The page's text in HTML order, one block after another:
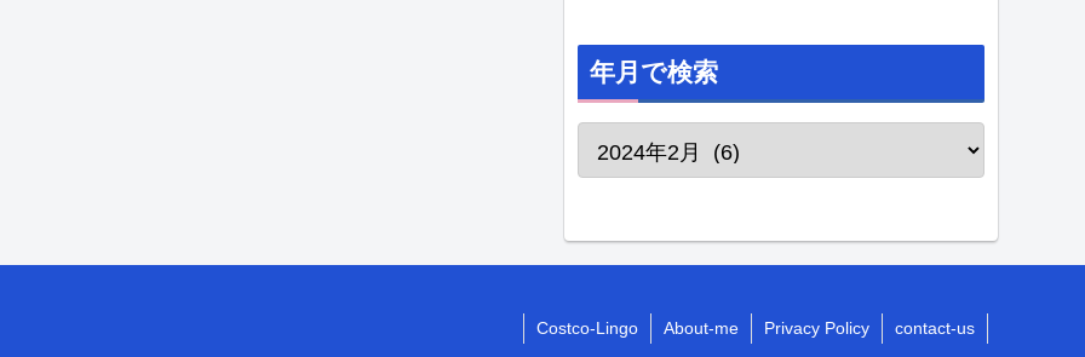
年月で検索
Costco-Lingo About-me Privacy Policy contact-us